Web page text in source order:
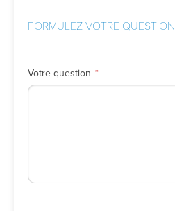
FORMULEZ VOTRE QUESTION
Votre question